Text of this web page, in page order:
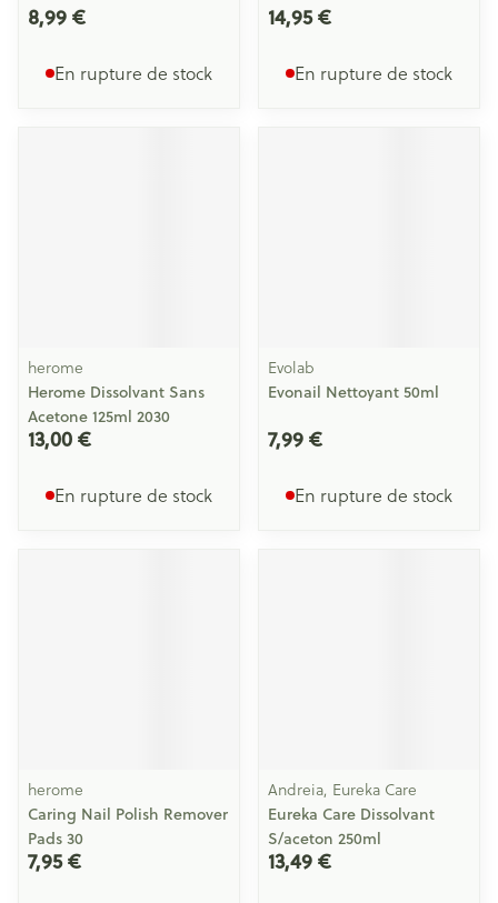
8,99 €
En rupture de stock
14,95 €
En rupture de stock
herome
Herome Dissolvant Sans
Acetone 125ml 2030
13,00 €
En rupture de stock
Evolab
Evonail Nettoyant 50ml
7,99 €
En rupture de stock
herome
Caring Nail Polish Remover
Pads 30
7,95 €
Andreia, Eureka Care
Eureka Care Dissolvant
S/aceton 250ml
13,49 €